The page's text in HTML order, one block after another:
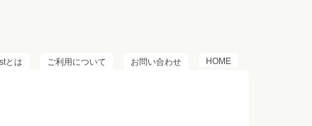
HOME
お問い合わせ
ご利用について
とは